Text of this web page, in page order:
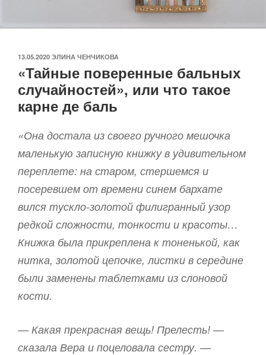
ОПУБЛИКОВАНО
13.05.2020 ЭЛИНА ЧЕНЧИКОВА
«Тайные поверенные бальных
случайностей», или что такое
карне де баль
«Она достала из своего ручного мешочка
маленькую записную книжку в удивительном
переплете: на старом, стершемся и
посеревшем от времени синем бархате
вился тускло-золотой филигранный узор
редкой сложности, тонкости и красоты…
Книжка была прикреплена к тоненькой, как
нитка, золотой цепочке, листки в середине
были заменены таблетками из слоновой
кости.
— Какая прекрасная вещь! Прелесть! —
сказала Вера и поцеловала сестру. —